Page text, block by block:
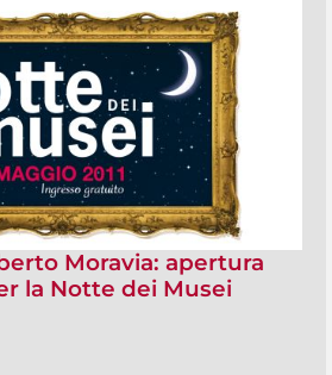
Moravia: apertura
la Notte dei Musei